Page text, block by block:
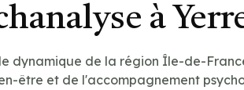
à
dynamique de la région Île-de-
être et de l'accompagnement